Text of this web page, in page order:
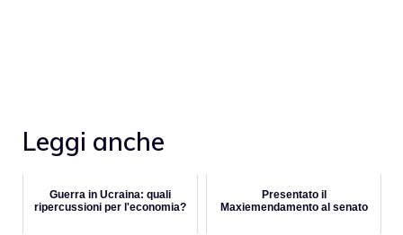
Leggi anche
Guerra in Ucraina: quali
ripercussioni per l'economia?
Presentato il
Maxiemendamento al senato